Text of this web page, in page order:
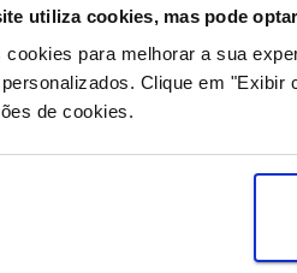
utiliza cookies, mas pode
cookies para melhorar a sua
Clique em "Exibir
de cookies.
avariar?
O aluguer da Toyota inclui o
de Casco e Responsabilidade
serviço, se o dano ocorreu devido
de fábrica são obviamente